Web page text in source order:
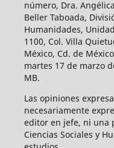
número, Dra.
Beller Taboada,
Humanidades,
1100, Col. Villa
México, Cd. de
martes 17 de marzo
MB.
Las opiniones
necesariamente
editor en jefe, ni una
Ciencias Sociales y